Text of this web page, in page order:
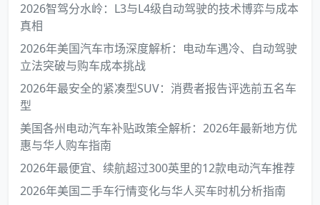
2026智驾分水岭：L3与L4级自动驾驶的技术博弈与成本
真相
2026年美国汽车市场深度解析：电动车遇冷、自动驾驶
立法突破与购车成本挑战
2026年最安全的紧凑型SUV：消费者报告评选前五名车
型
美国各州电动汽车补贴政策全解析：2026年最新地方优
惠与华人购车指南
2026年最便宜、续航超过300英里的12款电动汽车推荐
2026年美国二手车行情变化与华人买车时机分析指南